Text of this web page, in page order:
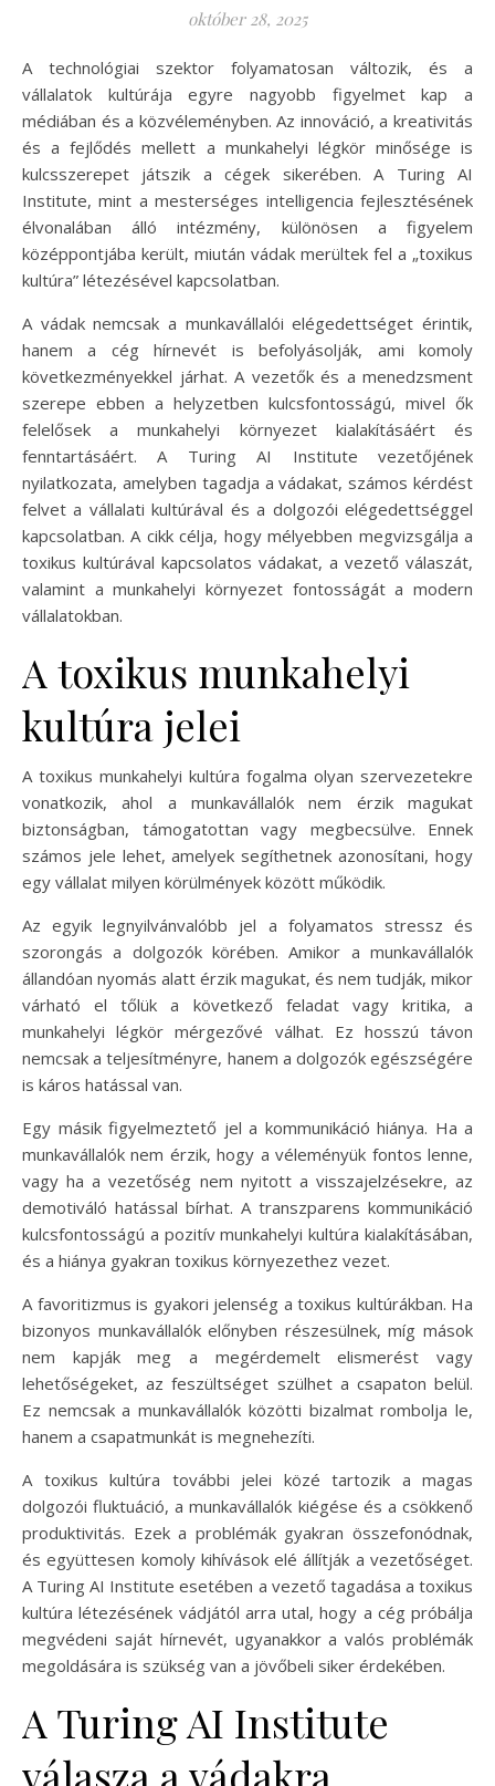
október 28, 2025
A technológiai szektor folyamatosan változik, és a
vállalatok kultúrája egyre nagyobb figyelmet kap a
médiában és a közvéleményben. Az innováció, a kreativitás
és a fejlődés mellett a munkahelyi légkör minősége is
kulcsszerepet játszik a cégek sikerében. A Turing AI
Institute, mint a mesterséges intelligencia fejlesztésének
élvonalában álló intézmény, különösen a figyelem
középpontjába került, miután vádak merültek fel a „toxikus
kultúra” létezésével kapcsolatban.
A vádak nemcsak a munkavállalói elégedettséget érintik,
hanem a cég hírnevét is befolyásolják, ami komoly
következményekkel járhat. A vezetők és a menedzsment
szerepe ebben a helyzetben kulcsfontosságú, mivel ők
felelősek a munkahelyi környezet kialakításáért és
fenntartásáért. A Turing AI Institute vezetőjének
nyilatkozata, amelyben tagadja a vádakat, számos kérdést
felvet a vállalati kultúrával és a dolgozói elégedettséggel
kapcsolatban. A cikk célja, hogy mélyebben megvizsgálja a
toxikus kultúrával kapcsolatos vádakat, a vezető válaszát,
valamint a munkahelyi környezet fontosságát a modern
vállalatokban.
A toxikus munkahelyi
kultúra jelei
A toxikus munkahelyi kultúra fogalma olyan szervezetekre
vonatkozik, ahol a munkavállalók nem érzik magukat
biztonságban, támogatottan vagy megbecsülve. Ennek
számos jele lehet, amelyek segíthetnek azonosítani, hogy
egy vállalat milyen körülmények között működik.
Az egyik legnyilvánvalóbb jel a folyamatos stressz és
szorongás a dolgozók körében. Amikor a munkavállalók
állandóan nyomás alatt érzik magukat, és nem tudják, mikor
várható el tőlük a következő feladat vagy kritika, a
munkahelyi légkör mérgezővé válhat. Ez hosszú távon
nemcsak a teljesítményre, hanem a dolgozók egészségére
is káros hatással van.
Egy másik figyelmeztető jel a kommunikáció hiánya. Ha a
munkavállalók nem érzik, hogy a véleményük fontos lenne,
vagy ha a vezetőség nem nyitott a visszajelzésekre, az
demotiváló hatással bírhat. A transzparens kommunikáció
kulcsfontosságú a pozitív munkahelyi kultúra kialakításában,
és a hiánya gyakran toxikus környezethez vezet.
A favoritizmus is gyakori jelenség a toxikus kultúrákban. Ha
bizonyos munkavállalók előnyben részesülnek, míg mások
nem kapják meg a megérdemelt elismerést vagy
lehetőségeket, az feszültséget szülhet a csapaton belül.
Ez nemcsak a munkavállalók közötti bizalmat rombolja le,
hanem a csapatmunkát is megnehezíti.
A toxikus kultúra további jelei közé tartozik a magas
dolgozói fluktuáció, a munkavállalók kiégése és a csökkenő
produktivitás. Ezek a problémák gyakran összefonódnak,
és együttesen komoly kihívások elé állítják a vezetőséget.
A Turing AI Institute esetében a vezető tagadása a toxikus
kultúra létezésének vádjától arra utal, hogy a cég próbálja
megvédeni saját hírnevét, ugyanakkor a valós problémák
megoldására is szükség van a jövőbeli siker érdekében.
A Turing AI Institute
válasza a vádakra